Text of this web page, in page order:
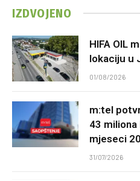
IZDVOJENO
HIFA OIL
lokaciju u
01/08/2026
m:tel
43
mjeseci
31/07/2026